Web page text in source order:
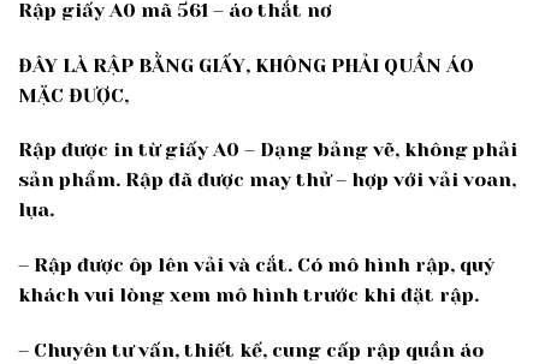
Rập giấy A0 mã 561 – áo thắt nơ
ĐÂY LÀ RẬP BẰNG GIẤY, KHÔNG PHẢI QUẦN ÁO
MẶC ĐƯỢC,
Rập được in từ giấy A0 – Dạng bảng vẽ, không phải
sản phẩm. Rập đã được may thử – hợp với vải voan,
lụa.
– Rập được ôp lên vải và cắt. Có mô hình rập, quý
khách vui lòng xem mô hình trước khi đặt rập.
– Chuyên tư vấn, thiết kế, cung cấp rập quần áo